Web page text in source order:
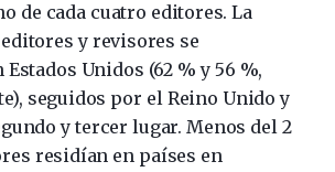
de cada cuatro editores. La
y revisores se
Unidos (62 % y 56 %,
seguidos por el Reino Unido y
y tercer lugar. Menos del 2
residían en países en